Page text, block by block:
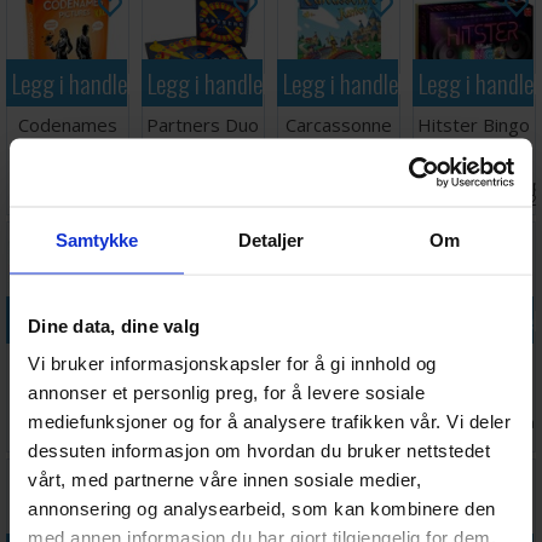
Samtykke Detaljer Om
Dine data, dine valg
Vi bruker informasjonskapsler for å gi innhold og
annonser et personlig preg, for å levere sosiale
mediefunksjoner og for å analysere trafikken vår. Vi deler
dessuten informasjon om hvordan du bruker nettstedet
vårt, med partnerne våre innen sosiale medier,
annonsering og analysearbeid, som kan kombinere den
med annen informasjon du har gjort tilgjengelig for dem,
Legg i handlekurven
Codenames
Legg i handlekurven
Partners Duo
Legg i handlekurven
Carcassonne
Legg i
Hitster Bingo
Partyspill
1 018,- Antall
Legg i handlekurven
Scrabble
Original 2-i-1
Brettspill
268,- Antall på
Legg i handlekurven
Fish Fight
Partyspill
369,- Antall på
Det har man
ju hört -
SVENSK
239,- Ventes inn
The Worst-
Case Scenario
Kortspill
363,- Antall på